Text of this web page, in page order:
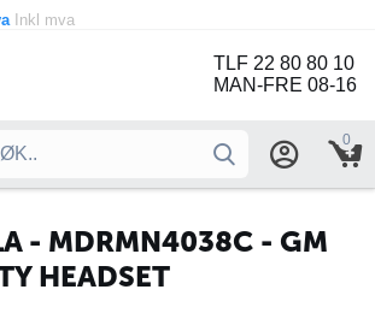
Inkl mva
TLF 22 80 80 10
MAN-FRE 08-16
0
- MDRMN4038C - GM
HEADSET